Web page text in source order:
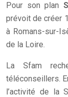
Pour son plan
prévoit de créer
à Romans-sur-
de la Loire.
La Sfam
téléconseillers.
l’activité de la